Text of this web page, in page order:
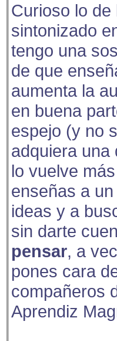
Curioso lo
sintonizado
tengo una
de que
aumenta la
en buena
espejo (y no
adquiera una
lo vuelve
enseñas a
ideas y a
sin darte
pensar, a
pones cara
compañeros
Aprendiz